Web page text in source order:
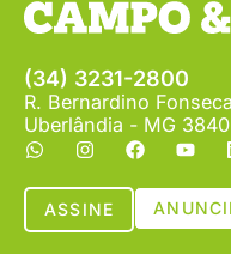
(34) 3231-2800
R. Bernardino
Uberlândia - MG
ASSINE